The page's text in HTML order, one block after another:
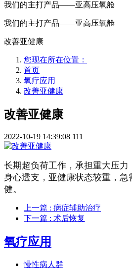
我们的主打产品——亚高压氧舱
我们的主打产品——亚高压氧舱
改善亚健康
您现在所在位置：
首页
氧疗应用
改善亚健康
改善亚健康
2022-10-19 14:39:08 111
长期超负荷工作，承担重大压力
身心透支，亚健康状态较重，急
健。
上一篇 : 病症辅助治疗
下一篇 : 术后恢复
氧疗应用
慢性病人群